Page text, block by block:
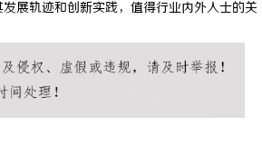
展轨迹和创新实践，值得行业内外人士的关